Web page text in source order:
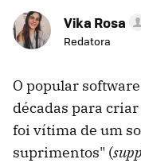
Vika Rosa
Redatora
O popular
décadas para
foi vítima de um
suprimentos" (